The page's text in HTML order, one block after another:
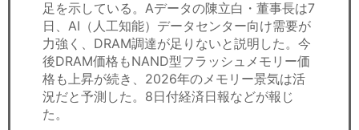
足を示している。Aデータの陳立白・董事長は7
日、AI（人工知能）データセンター向け需要が
力強く、DRAM調達が足りないと説明した。今
後DRAM価格もNAND型フラッシュメモリー価
格も上昇が続き、2026年のメモリー景気は活
況だと予測した。8日付経済日報などが報じ
た。